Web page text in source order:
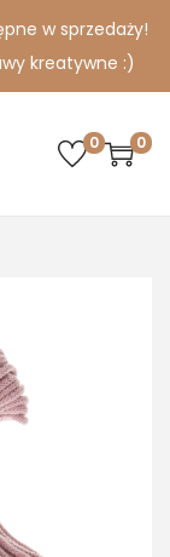
w sprzedaży!
kreatywne :)
0 0